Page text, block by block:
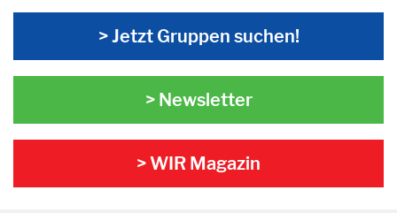
> Jetzt Gruppen suchen!
> Newsletter
> WIR Magazin